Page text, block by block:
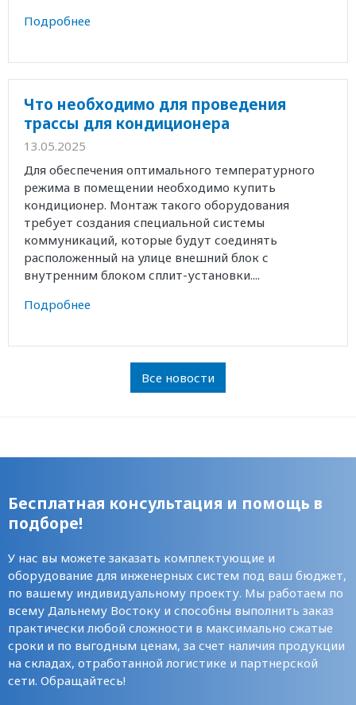
Подробнее
Что необходимо для проведения
трассы для кондиционера
13.05.2025
Для обеспечения оптимального температурного
режима в помещении необходимо купить
кондиционер. Монтаж такого оборудования
требует создания специальной системы
коммуникаций, которые будут соединять
расположенный на улице внешний блок с
внутренним блоком сплит-установки....
Подробнее
Все новости
Бесплатная консультация и помощь в
подборе!
У нас вы можете заказать комплектующие и
оборудование для инженерных систем под ваш бюджет,
по вашему индивидуальному проекту. Мы работаем по
всему Дальнему Востоку и способны выполнить заказ
практически любой сложности в максимально сжатые
сроки и по выгодным ценам, за счет наличия продукции
на складах, отработанной логистике и партнерской
сети. Обращайтесь!